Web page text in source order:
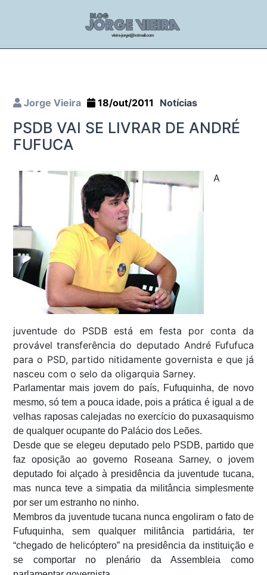
Jorge Vieira 18/out/2011 Notícias
PSDB VAI SE LIVRAR DE ANDRÉ
FUFUCA
A
juventude do PSDB está em festa por conta da
provável transferência do deputado André Fufufuca
para o PSD, partido nitidamente governista e que já
nasceu com o selo da oligarquia Sarney.
Parlamentar mais jovem do país, Fufuquinha, de novo
mesmo, só tem a pouca idade, pois a prática é igual a de
velhas raposas calejadas no exercício do puxasaquismo
de qualquer ocupante do Palácio dos Leões.
Desde que se elegeu deputado pelo PSDB, partido que
faz oposição ao governo Roseana Sarney, o jovem
deputado foi alçado à presidência da juventude tucana,
mas nunca teve a simpatia da militância simplesmente
por ser um estranho no ninho.
Membros da juventude tucana nunca engoliram o fato de
Fufuquinha, sem qualquer militância partidária, ter
“chegado de helicóptero” na presidência da instituição e
se comportar no plenário da Assembleia como